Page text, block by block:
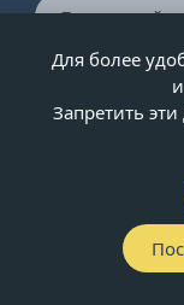
© ООО «Двери-
Для более
Запретить